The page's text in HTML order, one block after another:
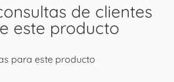
de clientes
este producto
para este producto